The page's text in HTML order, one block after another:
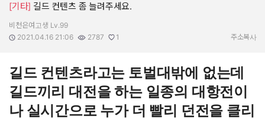
[기타] 길드 컨텐츠 좀 늘려주세요.
작성자:
비천은여고생 Lv.99
작성일:
2021.04.16 21:06
조회수:
2787
추천수:
1 주소복사
길드 컨텐츠라고는 토벌대밖에 없는데
길드끼리 대전을 하는 일종의 대항전이
나 실시간으로 누가 더 빨리 던전을 클리